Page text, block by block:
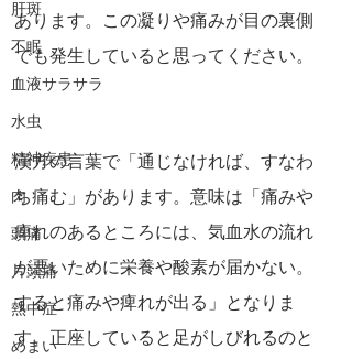
肝斑
不眠
血液サラサラ
水虫
精神疾患
肉
頭痛
片頭痛
熱中症
めまい
あります。この凝りや痛みが目の裏側
でも発生していると思ってください。
漢方の言葉で「通じなければ、すなわ
ち痛む」があります。意味は「痛みや
痺れのあるところには、気血水の流れ
が悪いために栄養や酸素が届かない。
すると痛みや痺れが出る」となりま
す。正座していると足がしびれるのと